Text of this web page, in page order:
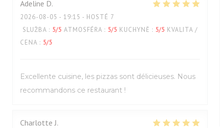
Adeline D
2026-08-05 - 19:15 - HOSTÉ 7
SLUŽBA : 5/5 ATMOSFÉRA : 5/5 KUCHYNĚ : 5/5 KVALITA /
CENA : 5/5
Excellente cuisine, les pizzas sont délicieuses. Nous
recommandons ce restaurant !
Charlotte J